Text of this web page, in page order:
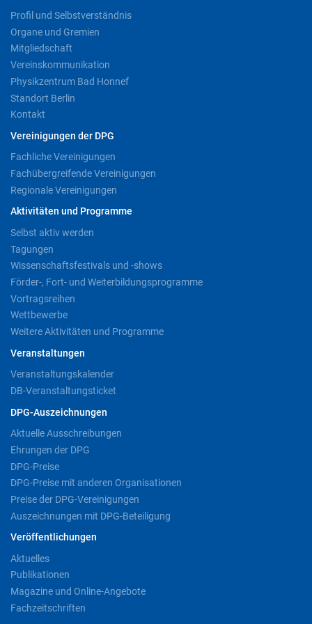
Profil und Selbstverständnis
Organe und Gremien
Mitgliedschaft
Vereinskommunikation
Physikzentrum Bad Honnef
Standort Berlin
Kontakt
Vereinigungen der DPG
Fachliche Vereinigungen
Fachübergreifende Vereinigungen
Regionale Vereinigungen
Aktivitäten und Programme
Selbst aktiv werden
Tagungen
Wissenschaftsfestivals und -shows
Förder-, Fort- und Weiterbildungsprogramme
Vortragsreihen
Wettbewerbe
Weitere Aktivitäten und Programme
Veranstaltungen
Veranstaltungskalender
DB-Veranstaltungsticket
DPG-Auszeichnungen
Aktuelle Ausschreibungen
Ehrungen der DPG
DPG-Preise
DPG-Preise mit anderen Organisationen
Preise der DPG-Vereinigungen
Auszeichnungen mit DPG-Beteiligung
Veröffentlichungen
Aktuelles
Publikationen
Magazine und Online-Angebote
Fachzeitschriften